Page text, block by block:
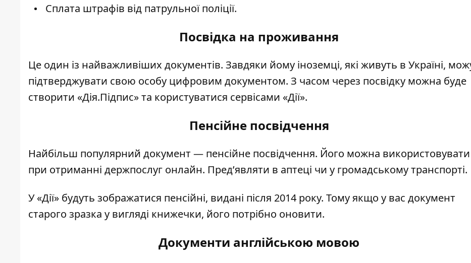
Сплата штрафів від патрульної поліції.
Посвідка на проживання
Це один із найважливіших документів. Завдяки йому іноземці, які живуть в Україні,
підтверджувати свою особу цифровим документом. З часом через посвідку можна буде
створити «Дія.Підпис» та користуватися сервісами «Дії».
Пенсійне посвідчення
Найбільш популярний документ — пенсійне посвідчення. Його можна використовувати
при отриманні держпослуг онлайн. Пред’являти в аптеці чи у громадському транспорті.
У «Дії» будуть зображатися пенсійні, видані після 2014 року. Тому якщо у вас документ
старого зразка у вигляді книжечки, його потрібно оновити.
Документи англійською мовою